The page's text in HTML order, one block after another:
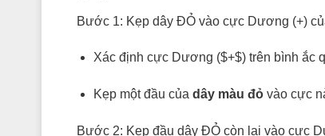
Bước 1: Kẹp dây ĐỎ vào cực Dương (+)
Xác định cực Dương ($+$) trên bình ắc
Kẹp một đầu của dây màu đỏvào cực
Bước 2: Kẹp đầu dây ĐỎ còn lại vào cực